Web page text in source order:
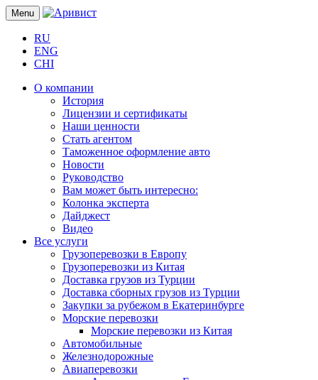
Menu
RU
ENG
CHI
О компании
История
Лицензии и сертификаты
Наши ценности
Стать агентом
Таможенное оформление авто
Новости
Руководство
Вам может быть интересно:
Колонка эксперта
Дайджест
Видео
Все услуги
Грузоперевозки в Европу
Грузоперевозки из Китая
Доставка грузов из Турции
Доставка сборных грузов из Турции
Закупки за рубежом в Екатеринбурге
Морские перевозки
Морские перевозки из Китая
Автомобильные
Железнодорожные
Авиаперевозки